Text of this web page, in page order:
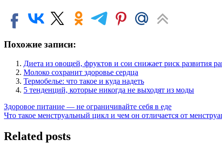
Похожие записи:
Диета из овощей, фруктов и сои снижает риск развития
Молоко сохранит здоровье сердца
Термобелье: что такое и куда надеть
5 тенденций, которые никогда не выходят из моды
Навигация
по
записям
Здоровое питание — не ограничивайте себя в еде
Что такое менструальный цикл и чем он отличается от
Related posts